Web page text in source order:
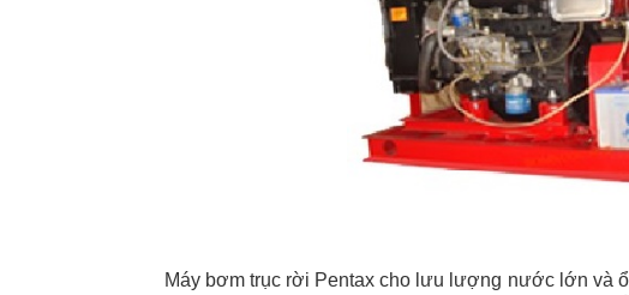
Máy bơm trục rời Pentax cho lưu lượng nước lớn và